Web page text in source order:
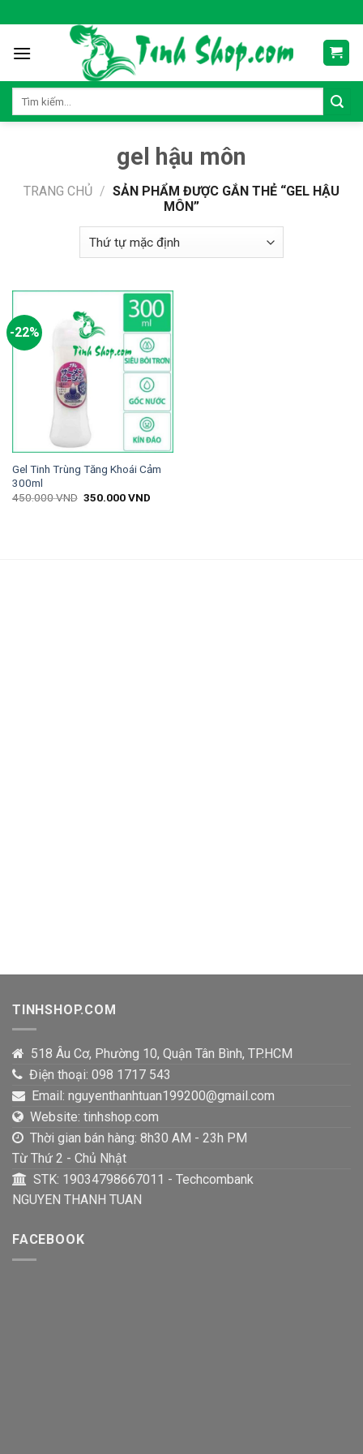
content
Tìm
gel hậu môn
TRANG CHỦ / SẢN PHẨM ĐƯỢC GẮN THẺ “GEL HẬU
MÔN”
-22%
Gel Tinh Trùng Tăng Khoái Cảm
300ml
450.000VND 350.000VND
TINHSHOP.COM
518 Âu Cơ, Phường 10, Quận Tân Bình, TP.HCM
Điện thoại: 098 1717 543
Email: nguyenthanhtuan199200@gmail.com
Website: tinhshop.com
Thời gian bán hàng: 8h30 AM - 23h PM
Từ Thứ 2 - Chủ Nhật
STK: 19034798667011 - Techcombank
NGUYEN THANH TUAN
FACEBOOK